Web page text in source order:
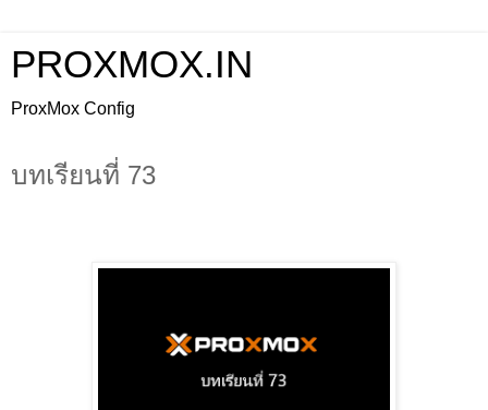
PROXMOX.IN
ProxMox Config
บทเรียนที่ 73